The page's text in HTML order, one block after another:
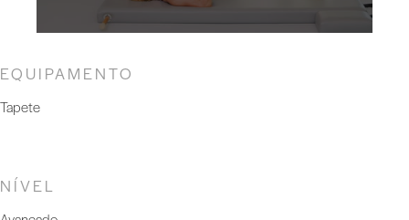
EQUIPAMENTO
Tapete
NÍVEL